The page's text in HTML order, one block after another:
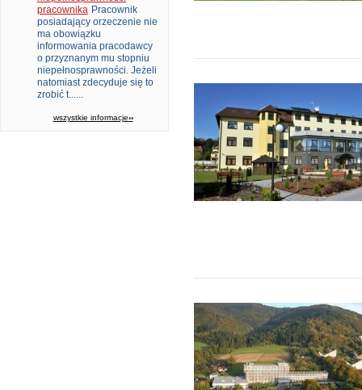
pracownika Pracownik
posiadający orzeczenie nie
ma obowiązku
informowania pracodawcy
o przyznanym mu stopniu
niepełnosprawności. Jeżeli
natomiast zdecyduje się to
zrobić t......
wszystkie informacje››